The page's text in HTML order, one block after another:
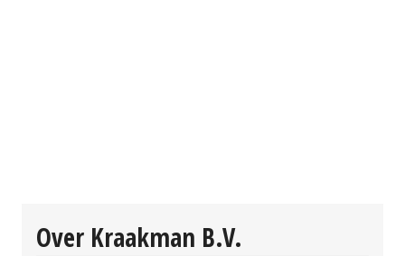
Over Kraakman B.V.